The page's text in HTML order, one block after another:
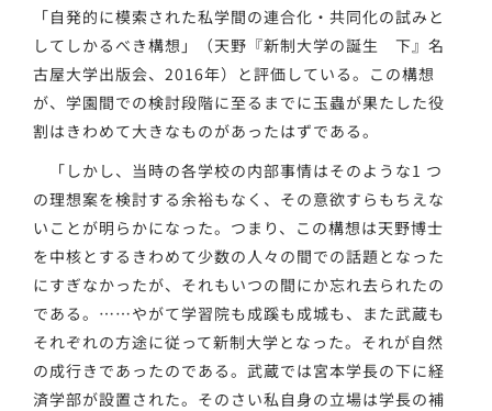
「自発的に模索された私学間の連合化・共同化の試みと
してしかるべき構想」（天野『新制大学の誕生 下』名
古屋大学出版会、2016年）と評価している。この構想
が、学園間での検討段階に至るまでに玉蟲が果たした役
割はきわめて大きなものがあったはずである。
「しかし、当時の各学校の内部事情はそのような1 つ
の理想案を検討する余裕もなく、その意欲すらもちえな
いことが明らかになった。つまり、この構想は天野博士
を中核とするきわめて少数の人々の間での話題となった
にすぎなかったが、それもいつの間にか忘れ去られたの
である。……やがて学習院も成蹊も成城も、また武蔵も
それぞれの方途に従って新制大学となった。それが自然
の成行きであったのである。武蔵では宮本学長の下に経
済学部が設置された。そのさい私自身の立場は学長の補